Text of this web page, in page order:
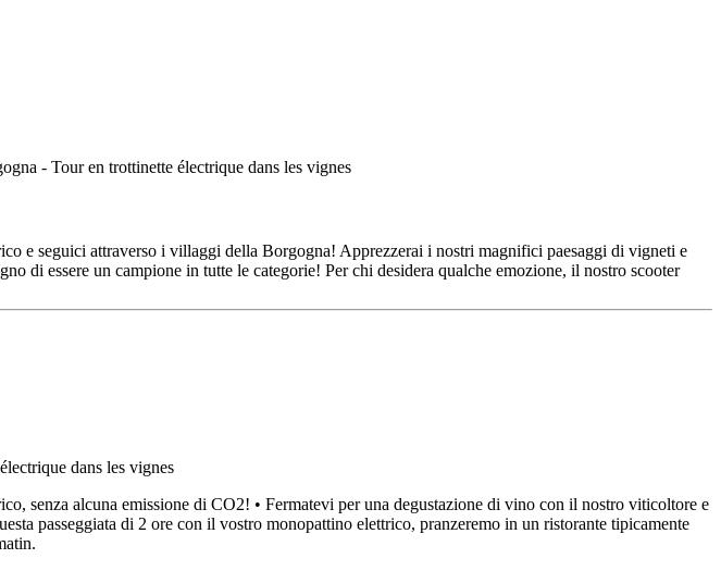
e seguici attraverso i villaggi della Borgogna! Apprezzerai i nostri magnifici paesaggi di vigneti e
di essere un campione in tutte le categorie! Per chi desidera qualche emozione, il nostro scooter
senza alcuna emissione di CO2! • Fermatevi per una degustazione di vino con il nostro viticoltore e
passeggiata di 2 ore con il vostro monopattino elettrico, pranzeremo in un ristorante tipicamente